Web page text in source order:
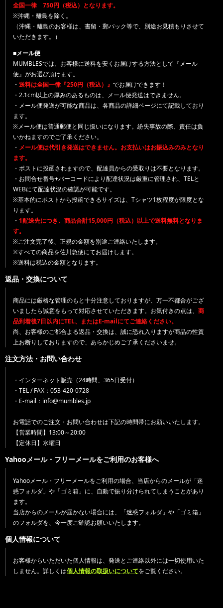
全国一律 750円（税込）となります。
※沖縄・離島を除く。
（沖縄・離島のお客様は、書留・郵パック等で、別途お見積もりさせて
いただきます。）
■メール便
MUMBLESでは、お客様に送料を安くお届けする方法として『メール
便』がお選び頂けます。
・ 送料は全国一律『250円（税込）』 でお届けできます！
・2.1cm以上の厚みのあるものは、メール便発送はできません。
・メール便発送が可能な商品は、各商品の詳細ページにて記載しており
ます。
※メール便は普通郵便と同じ扱いになります。紛失事故の際、責任は負
いかねますのでご了承ください。
・ メール便は代引き発送はできません。お支払いはお振込みのみとなり
ます。
・ポストに投函されますので、配達員からの受取りは不要となります。
・お問合せ番号+バーコードにより配達状況は厳重に管理され、TELと
WEBにて配達状況の確認が可能です。
※基本的にポストから投函できるサイズは、Tシャツ1枚程度が限度とな
ります。
・ 1配送先につき、商品合計15,000円（税込）以上で送料無料となりま
す。
※ご注文完了後、正規の金額を別途ご連絡いたします。
※すべての商品を佐川急便にてお届けします。
※送料は税込の金額となります。
返品・交換について
商品には厳格な管理のもと十分注意しておりますが、万一不都合がござ
いましたら誠意をもって対応させていただきます。お気付きの点は、 商
品到着後7日以内にTEL、またはE-mailにてご連絡ください。
尚、お客様のご都合よる返品・交換は、誠に恐れ入りますが商品の性質
上お断りしておりますので、あらかじめご了承くださいませ。
注文方法・お問い合わせ
・インターネット販売（24時間、365日受付）
・TEL / FAX：053-420-0728
・E-mail：info@mumbles.jp
お電話でのご注文・お問い合わせは下記の時間帯にお願いいたします。
【営業時間】13:00～20:00
【定休日】水曜日
Yahooメール・フリーメールをご利用のお客様へ
Yahooメール・フリーメールをご利用の場合、当店からのメールが「迷
惑フォルダ」や「ゴミ箱」に、自動で振り分けられてしまうことがあり
ます。
当店からのメールが届かない場合には、「迷惑フォルダ」や「ゴミ箱」
のフォルダを、今一度ご確認お願いいたします。
個人情報について
お客様からいただいた個人情報は、発送とご連絡以外には一切使用いた
しません。詳しくは個人情報の取扱いについてをご覧ください。